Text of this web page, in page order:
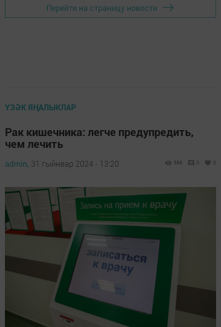
Перейти на страницу новости
ҮЗӘК ЯҢАЛЫКЛАР
Рак кишечника: легче предупредить,
чем лечить
admin, 31 гыйнвар 2024 - 13:20 586 0 0